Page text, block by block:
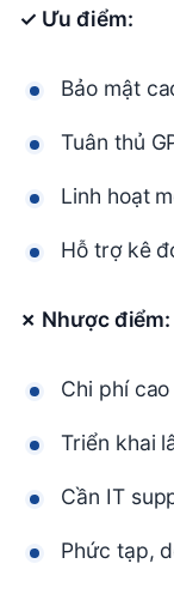
✓ Ưu điểm:
Bảo mật
Tuân thủ
Linh hoạt
Hỗ trợ kê
✗ Nhược điểm:
Chi phí
Triển khai
Cần IT
Phức tạp,